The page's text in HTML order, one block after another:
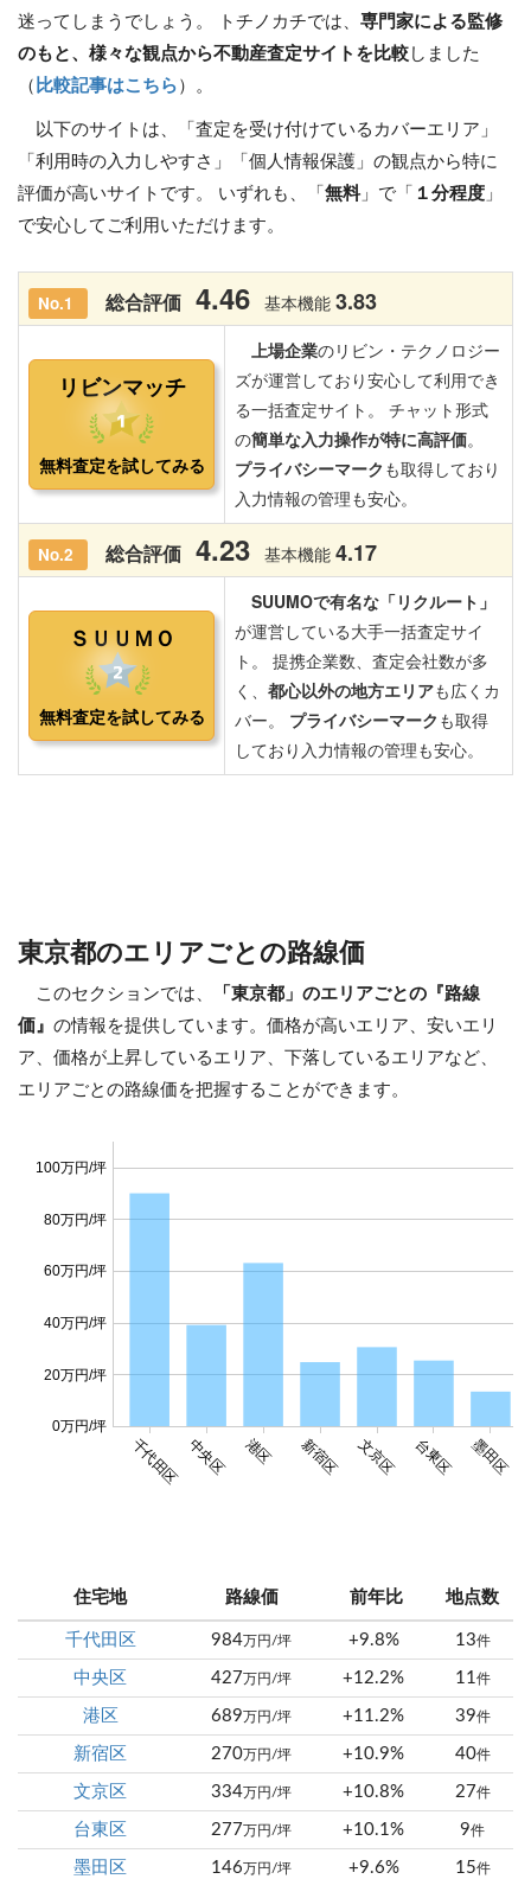
迷ってしまうでしょう。 トチノカチでは、 専門家による監修
のもと、様々な観点から不動産査定サイトを比較 しました
（ 比較記事はこちら ）。
以下のサイトは、「査定を受け付けているカバーエリア」
「利用時の入力しやすさ」「個人情報保護」の観点から特に
評価が高いサイトです。 いずれも、「 無料」で「 １分程度 」
で安心してご利用いただけます。
東京都のエリアごとの路線価
このセクションでは、
「東京都」のエリアごとの『路線
価』 の情報を提供しています。価格が高いエリア、安いエリ
ア、価格が上昇しているエリア、下落しているエリアなど、
エリアごとの路線価を把握することができます。
千代田区 中央区 港区 新宿区 文京区 台東区 墨田区
0万円/坪
20万円/坪
40万円/坪
60万円/坪
80万円/坪
100万円/坪
住宅地 路線価 前年比 地点数
千代田区 984万円/坪 +9.8% 13件
中央区 427万円/坪 +12.2% 11 件
港区 689万円/坪 +11.2% 39件
新宿区 270万円/坪 +10.9% 40件
文京区 334万円/坪 +10.8% 27件
台東区 277万円/坪 +10.1% 9件
墨田区 146万円/坪 +9.6% 15件